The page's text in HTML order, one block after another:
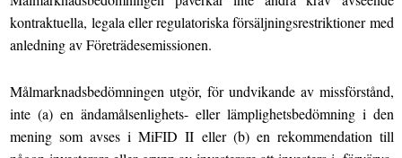
kontraktuella, legala eller regulatoriska försäljningsrestriktioner med
anledning av Företrädesemissionen.
Målmarknadsbedömningen utgör, för undvikande av missförstånd,
inte (a) en ändamålsenlighets- eller lämplighetsbedömning i den
mening som avses i MiFID II eller (b) en rekommendation till